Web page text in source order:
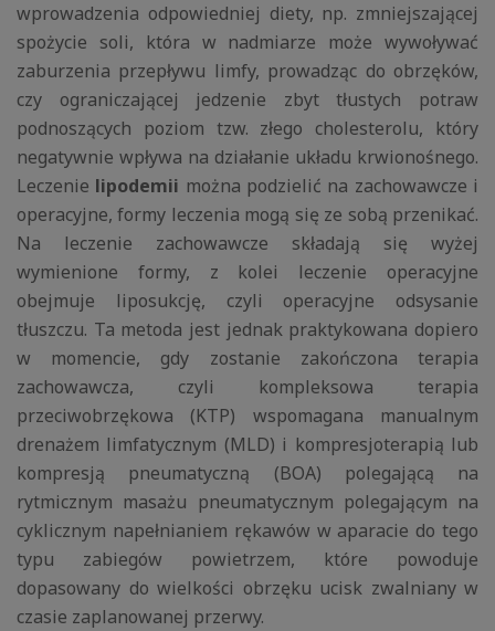
wprowadzenia odpowiedniej diety, np. zmniejszającej
spożycie soli, która w nadmiarze może wywoływać
zaburzenia przepływu limfy, prowadząc do obrzęków,
czy ograniczającej jedzenie zbyt tłustych potraw
podnoszących poziom tzw. złego cholesterolu, który
negatywnie wpływa na działanie układu krwionośnego.
Leczenie lipodemii można podzielić na zachowawcze i
operacyjne, formy leczenia mogą się ze sobą przenikać.
Na leczenie zachowawcze składają się wyżej
wymienione formy, z kolei leczenie operacyjne
obejmuje liposukcję, czyli operacyjne odsysanie
tłuszczu. Ta metoda jest jednak praktykowana dopiero
w momencie, gdy zostanie zakończona terapia
zachowawcza, czyli kompleksowa terapia
przeciwobrzękowa (KTP) wspomagana manualnym
drenażem limfatycznym (MLD) i kompresjoterapią lub
kompresją pneumatyczną (BOA) polegającą na
rytmicznym masażu pneumatycznym polegającym na
cyklicznym napełnianiem rękawów w aparacie do tego
typu zabiegów powietrzem, które powoduje
dopasowany do wielkości obrzęku ucisk zwalniany w
czasie zaplanowanej przerwy.